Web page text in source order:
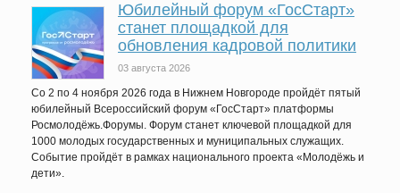
Юбилейный форум «ГосСтарт»
станет площадкой для
обновления кадровой политики
03 августа 2026
Со 2 по 4 ноября 2026 года в Нижнем Новгороде пройдёт пятый
юбилейный Всероссийский форум «ГосСтарт» платформы
Росмолодёжь.Форумы. Форум станет ключевой площадкой для
1000 молодых государственных и муниципальных служащих.
Событие пройдёт в рамках национального проекта «Молодёжь и
дети».